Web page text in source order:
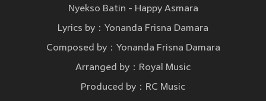
Nyekso Batin - Happy Asmara
Lyrics by：Yonanda Frisna Damara
Composed by：Yonanda Frisna Damara
Arranged by：Royal Music
Produced by：RC Music